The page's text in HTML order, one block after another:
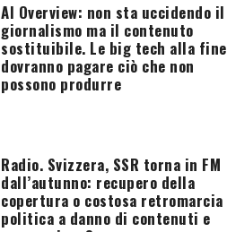
AI Overview: non sta uccidendo il
giornalismo ma il contenuto
sostituibile. Le big tech alla fine
dovranno pagare ciò che non
possono produrre
Radio. Svizzera, SSR torna in FM
dall’autunno: recupero della
copertura o costosa retromarcia
politica a danno di contenuti e